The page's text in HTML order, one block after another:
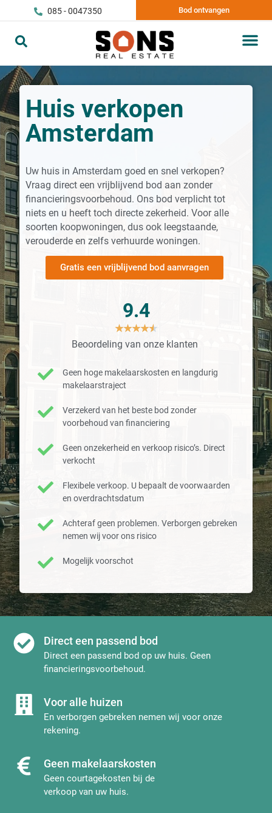
085 - 0047350 Bod ontvangen
Huis verkopen
Amsterdam
Uw huis in Amsterdam goed en snel verkopen?
Vraag direct een vrijblijvend bod aan zonder
financieringsvoorbehoud. Ons bod verplicht tot
niets en u heeft toch directe zekerheid. Voor alle
soorten koopwoningen, dus ook leegstaande,
verouderde en zelfs verhuurde woningen.
Gratis een vrijblijvend bod aanvragen
9.4
★★★★★
Beoordeling van onze klanten
Geen hoge makelaarskosten en langdurig
makelaarstraject
Verzekerd van het beste bod zonder
voorbehoud van financiering
Geen onzekerheid en verkoop risico’s. Direct
verkocht
Flexibele verkoop. U bepaalt de voorwaarden
en overdrachtsdatum
Achteraf geen problemen. Verborgen gebreken
nemen wij voor ons risico
Mogelijk voorschot
Direct een passend bod
Direct een passend bod op uw huis. Geen
financieringsvoorbehoud.
Voor alle huizen
En verborgen gebreken nemen wij voor onze
rekening.
Geen makelaarskosten
Geen courtagekosten bij de
verkoop van uw huis.